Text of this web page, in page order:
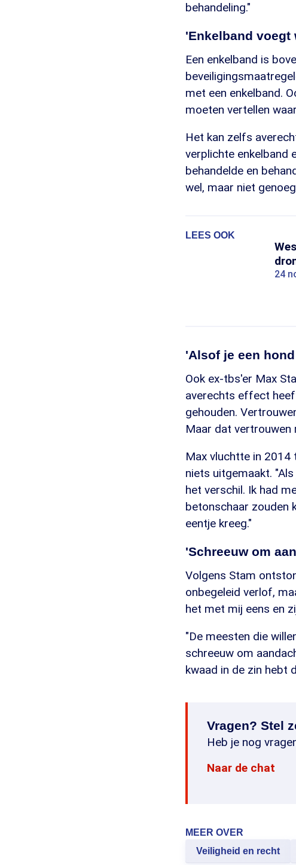
behandeling."
'Enkelband voegt
Een enkelband is
met een enkelband.
moeten vertellen
Het kan zelfs
verplichte enkelband
behandelde en
wel, maar niet
LEES OOK
24
'Alsof je een
Ook ex-tbs'er Max
averechts effect
gehouden.
Maar dat vertrouwen
Max vluchtte in 2014
niets uitgemaakt.
het verschil. Ik had
betonschaar zouden
eentje kreeg."
'Schreeuw om
Volgens Stam
onbegeleid verlof,
het met mij eens en
"De meesten die
schreeuw om
kwaad in de zin hebt
Vragen? Stel
Heb je nog
Naar de chat
MEER OVER
Veiligheid en recht